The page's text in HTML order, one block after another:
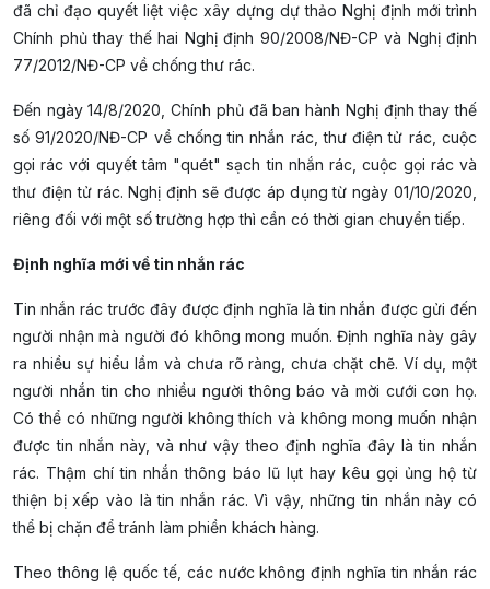
đã chỉ đạo quyết liệt việc xây dựng dự thảo Nghị định mới trình
Chính phủ thay thế hai Nghị định 90/2008/NĐ-CP và Nghị định
77/2012/NĐ-CP về chống thư rác.
Đến ngày 14/8/2020, Chính phủ đã ban hành Nghị định thay thế
số 91/2020/NĐ-CP về chống tin nhắn rác, thư điện tử rác, cuộc
gọi rác với quyết tâm "quét" sạch tin nhắn rác, cuộc gọi rác và
thư điện tử rác. Nghị định sẽ được áp dụng từ ngày 01/10/2020,
riêng đối với một số trường hợp thì cần có thời gian chuyển tiếp.
Định nghĩa mới về tin nhắn rác
Tin nhắn rác trước đây được định nghĩa là tin nhắn được gửi đến
người nhận mà người đó không mong muốn. Định nghĩa này gây
ra nhiều sự hiểu lầm và chưa rõ ràng, chưa chặt chẽ. Ví dụ, một
người nhắn tin cho nhiều người thông báo và mời cưới con họ.
Có thể có những người không thích và không mong muốn nhận
được tin nhắn này, và như vậy theo định nghĩa đây là tin nhắn
rác. Thậm chí tin nhắn thông báo lũ lụt hay kêu gọi ủng hộ từ
thiện bị xếp vào là tin nhắn rác. Vì vậy, những tin nhắn này có
thể bị chặn để tránh làm phiền khách hàng.
Theo thông lệ quốc tế, các nước không định nghĩa tin nhắn rác